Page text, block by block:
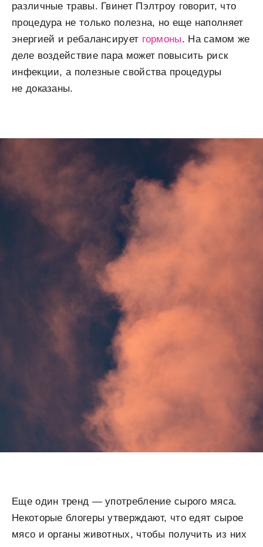
различные травы. Гвинет Пэлтроу говорит, что
процедура не только полезна, но еще наполняет
энергией и ребалансирует гормоны. На самом же
деле воздействие пара может повысить риск
инфекции, а полезные свойства процедуры
не доказаны.
Еще один тренд — употребление сырого мяса.
Некоторые блогеры утверждают, что едят сырое
мясо и органы животных, чтобы получить из них